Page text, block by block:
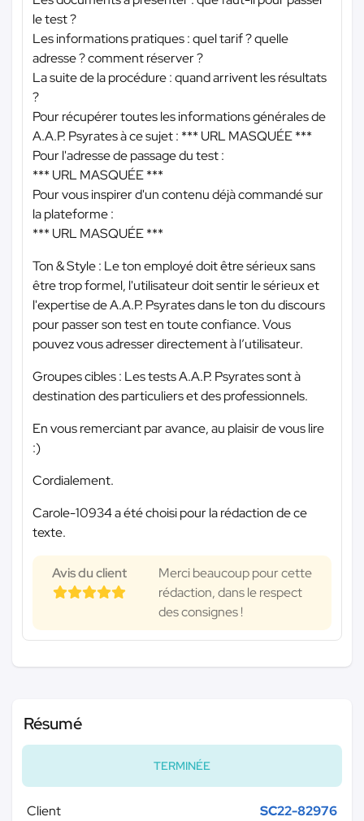
le test ?
Les informations pratiques : quel tarif ? quelle
adresse ? comment réserver ?
La suite de la procédure : quand arrivent les résultats
?
Pour récupérer toutes les informations générales de
A.A.P. Psyrates à ce sujet : *** URL MASQUÉE ***
Pour l'adresse de passage du test :
*** URL MASQUÉE ***
Pour vous inspirer d'un contenu déjà commandé sur
la plateforme :
*** URL MASQUÉE ***
Ton & Style : Le ton employé doit être sérieux sans
être trop formel, l'utilisateur doit sentir le sérieux et
l'expertise de A.A.P. Psyrates dans le ton du discours
pour passer son test en toute confiance. Vous
pouvez vous adresser directement à l’utilisateur.
Groupes cibles : Les tests A.A.P. Psyrates sont à
destination des particuliers et des professionnels.
En vous remerciant par avance, au plaisir de vous lire
:)
Cordialement.
Carole-10934 a été choisi pour la rédaction de ce
texte.
Avis du client
Merci beaucoup pour cette
rédaction, dans le respect
des consignes !
Résumé
TERMINÉE
Client
SC22-82976